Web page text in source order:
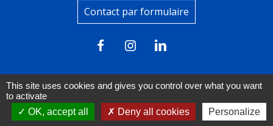
Contact par formulaire
This site uses cookies and gives you control over what you want
to activate
OK, accept all
Deny all cookies Personalize